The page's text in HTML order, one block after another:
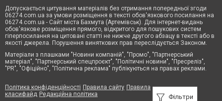
Фільтри
Допускається цитування матеріалів без отримання попередньої згоди
06274.com.ua за умови розміщення в тексті обов'язкового посилання на
06274.com.ua - Сайт міста Бахмута (Артемівськ). Для інтернет-видань
обов'язкове розміщення прямого, відкритого для пошукових систем
гіперпосилання на цитовані статті не нижче другого абзацу в тексті або в
якості джерела. Порушення виняткових прав переслідується Законом.
Матеріали з плашками "Новини компаній", "Промо", "Партнерський
матеріал", "Партнерський спецпроєкт", "Політичні новини", "Пресреліз",
"PR", "Офіційно", "Політична реклама" публікуються на правах реклами.
Політика конфіденційності Правила сайту Правила
класифайд Редакційна політика